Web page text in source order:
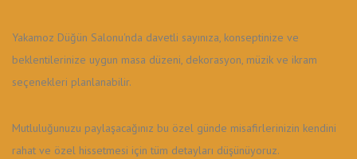
Yakamoz Düğün Salonu'nda davetli sayınıza, konseptinize ve
beklentilerinize uygun masa düzeni, dekorasyon, müzik ve ikram
seçenekleri planlanabilir.
Mutluluğunuzu paylaşacağınız bu özel günde misafirlerinizin kendini
rahat ve özel hissetmesi için tüm detayları düşünüyoruz.